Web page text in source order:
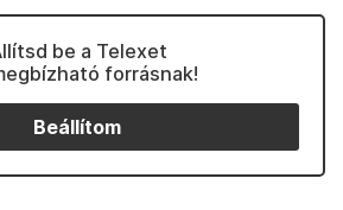
be a Telexet
forrásnak!
Beállítom